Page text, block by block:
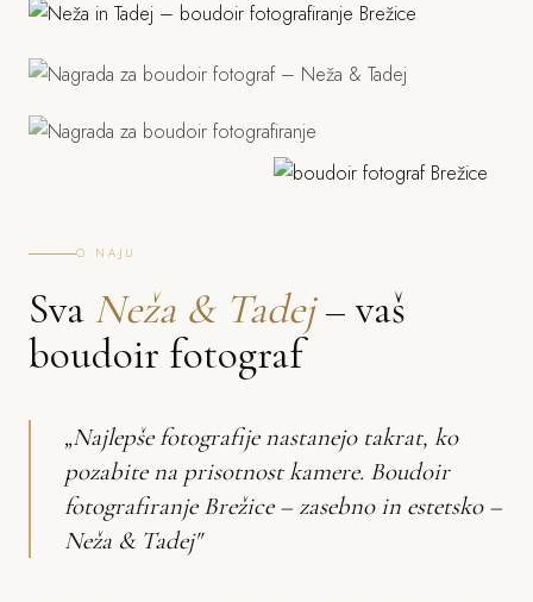
O NAJU
Sva Neža & Tadej– vaš
boudoir fotograf
„Najlepše fotografije nastanejo takrat, ko
pozabite na prisotnost kamere. Boudoir
fotografiranje Brežice – zasebno in estetsko –
Neža & Tadej"